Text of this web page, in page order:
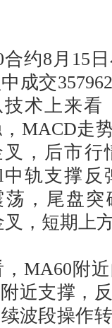
约8月15日
成交
术上来
MACD走
，后市行
轨支撑反
，尾盘突
，短期上
附近
近支撑，
波段操作